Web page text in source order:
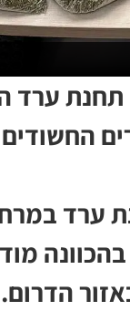
ערד
ערד
הדרום.